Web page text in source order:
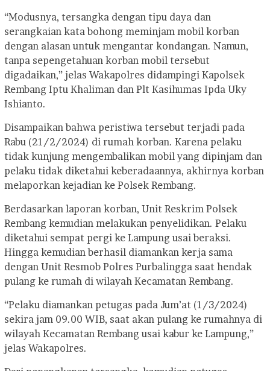
“Modusnya, tersangka dengan tipu daya dan
serangkaian kata bohong meminjam mobil korban
dengan alasan untuk mengantar kondangan. Namun,
tanpa sepengetahuan korban mobil tersebut
digadaikan,” jelas Wakapolres didampingi Kapolsek
Rembang Iptu Khaliman dan Plt Kasihumas Ipda Uky
Ishianto.
Disampaikan bahwa peristiwa tersebut terjadi pada
Rabu (21/2/2024) di rumah korban. Karena pelaku
tidak kunjung mengembalikan mobil yang dipinjam dan
pelaku tidak diketahui keberadaannya, akhirnya korban
melaporkan kejadian ke Polsek Rembang.
Berdasarkan laporan korban, Unit Reskrim Polsek
Rembang kemudian melakukan penyelidikan. Pelaku
diketahui sempat pergi ke Lampung usai beraksi.
Hingga kemudian berhasil diamankan kerja sama
dengan Unit Resmob Polres Purbalingga saat hendak
pulang ke rumah di wilayah Kecamatan Rembang.
“Pelaku diamankan petugas pada Jum’at (1/3/2024)
sekira jam 09.00 WIB, saat akan pulang ke rumahnya di
wilayah Kecamatan Rembang usai kabur ke Lampung,”
jelas Wakapolres.